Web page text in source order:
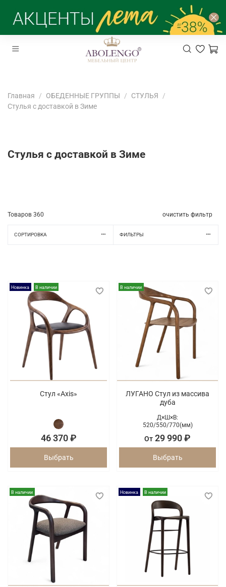
Главная ОБЕДЕННЫЕ ГРУППЫ
СТУЛЬЯ
Стулья с доставкой в Зиме
Стулья с доставкой в Зиме
Товаров 360 очистить фильтр
СОРТИРОВКА ФИЛЬТРЫ
Новинка В наличии
Стул «Axis»
46 370 ₽
Выбрать
В наличии
ЛУГАНО Стул из массива
дуба
Д×Ш×В:
520/550/770(мм)
От 29 990 ₽
Выбрать
В наличии Новинка В наличии